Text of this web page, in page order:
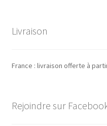
Livraison
France : livraison offerte à
Rejoindre sur